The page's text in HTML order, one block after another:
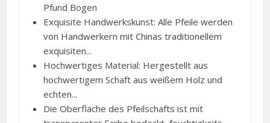
Pfund Bogen
Exquisite Handwerkskunst: Alle Pfeile werden
von Handwerkern mit Chinas traditionellem
exquisiten...
Hochwertiges Material: Hergestellt aus
hochwertigem Schaft aus weißem Holz und
echten...
Die Oberfläche des Pfeilschafts ist mit